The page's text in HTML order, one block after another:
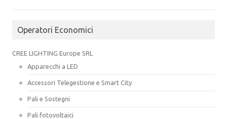
Operatori Economici
CREE LIGHTING Europe SRL
Apparecchi a LED
Accessori Telegestione e Smart City
Pali e Sostegni
Pali fotovoltaici